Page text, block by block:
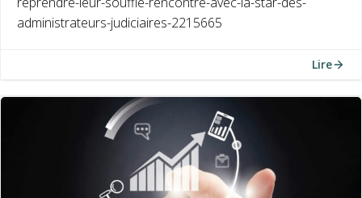
administrateurs-judiciaires-2215665
Lire